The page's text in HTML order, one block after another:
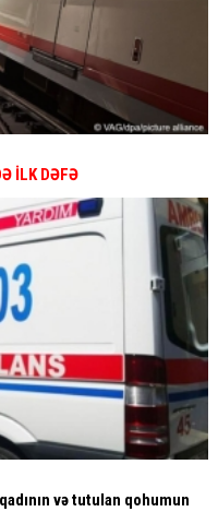
İLK DƏFƏ
və tutulan qohumun